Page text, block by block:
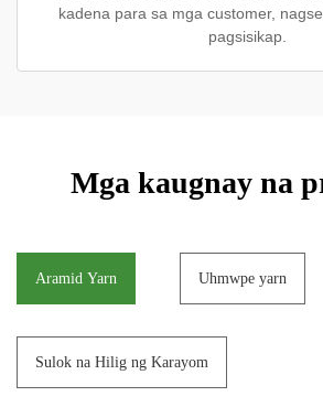
kadena para sa mga customer,
pagsisikap.
Mga kaugnay na
Aramid Yarn Uhmwpe yarn
Sulok na Hilig ng Karayom